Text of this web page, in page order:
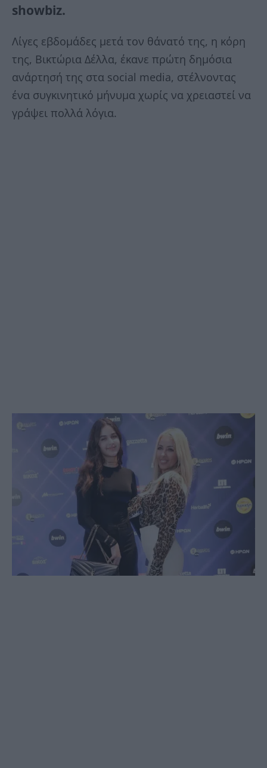
showbiz.
Λίγες εβδομάδες μετά τον θάνατό της, η κόρη
της, Βικτώρια Δέλλα, έκανε πρώτη δημόσια
ανάρτησή της στα social media, στέλνοντας
ένα συγκινητικό μήνυμα χωρίς να χρειαστεί να
γράψει πολλά λόγια.